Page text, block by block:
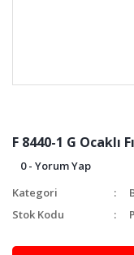
F 8440-1 G Ocaklı
0 - Yorum Yap
Kategori
Stok Kodu